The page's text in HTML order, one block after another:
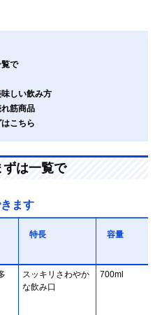
で
しい飲み方
筋商品
こちら
ずは一覧で
ます
特長 容量
スッキリさわやか
な飲み口
700ml